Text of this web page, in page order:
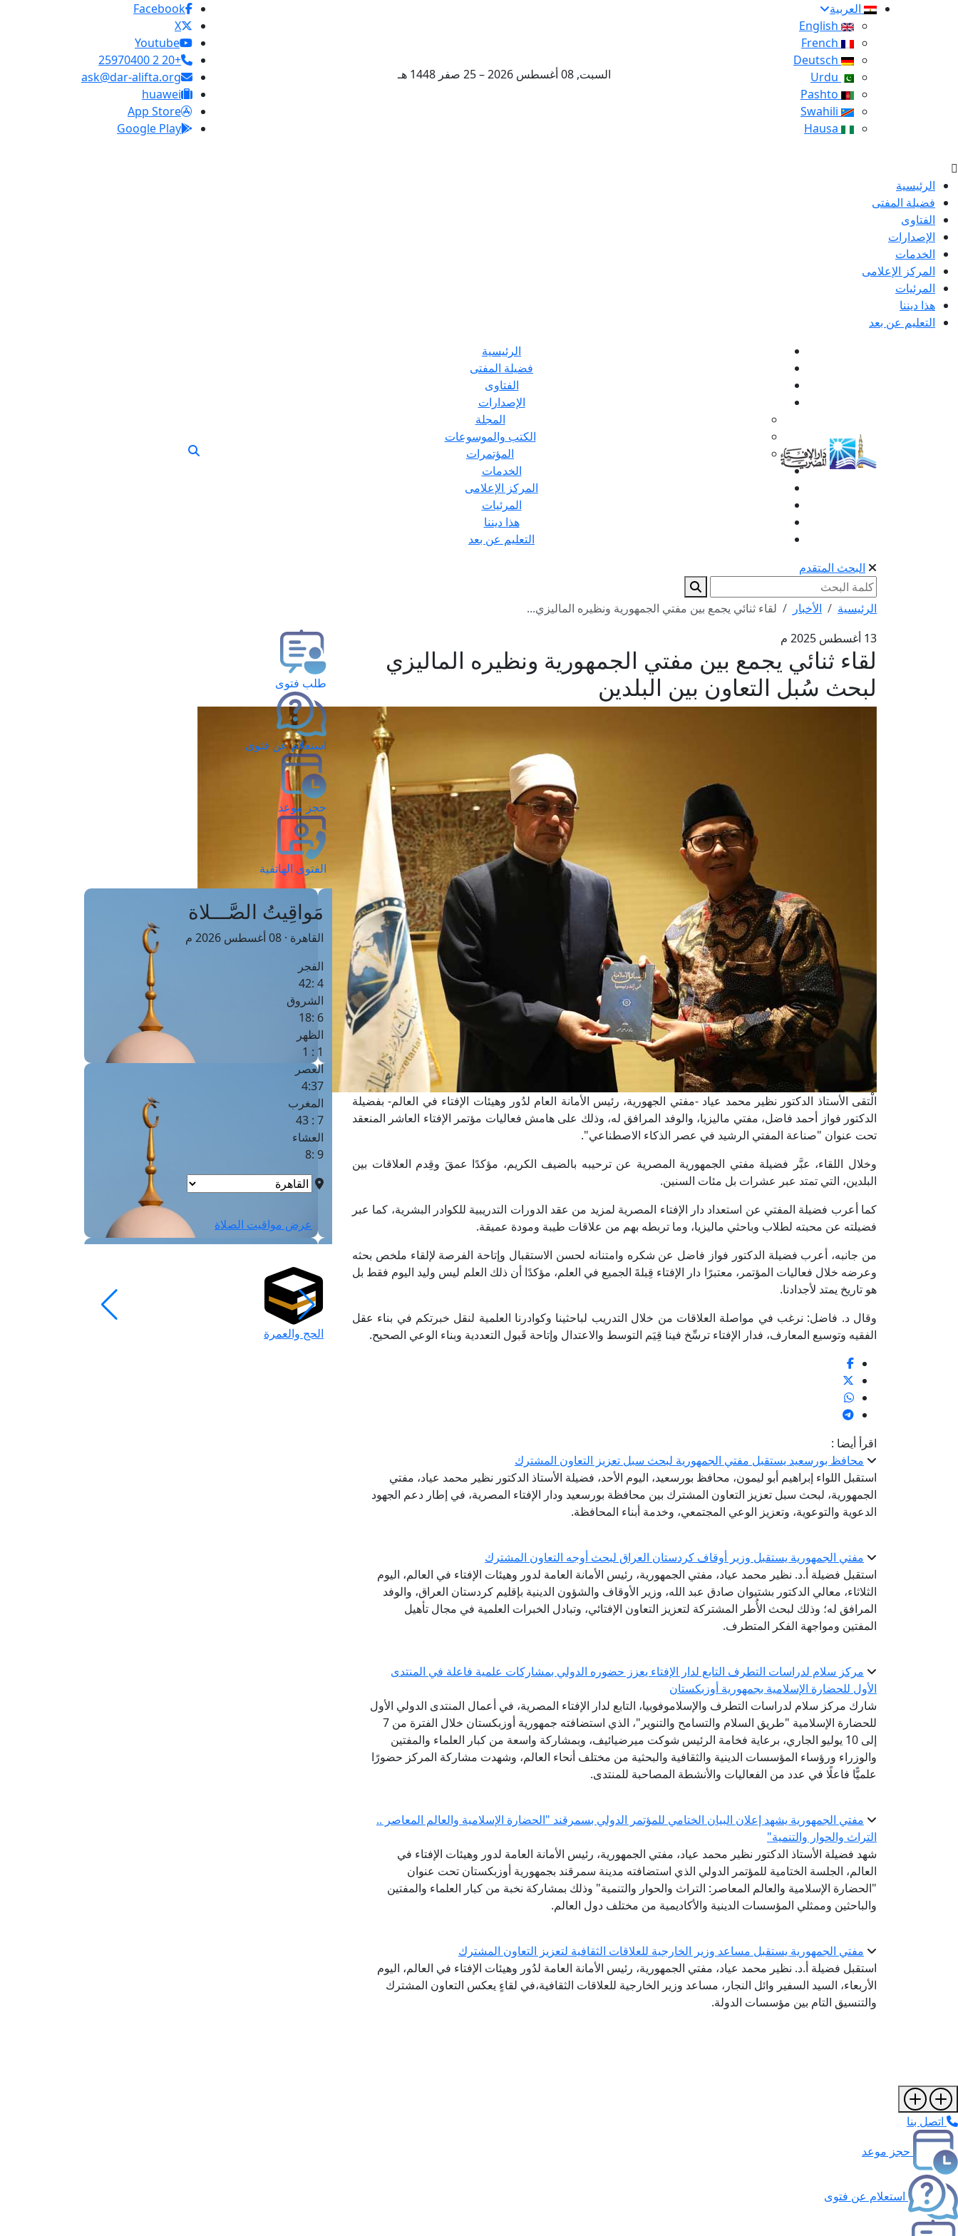
العربية
السبت, 08 أغسطس 2026 – 25 صفر 1448 هـ
Facebook
X
Youtube
+20 2 25970400
ask@dar-alifta.org
huawei
App Store
Google Play
الرئيسية
فضيلة المفتى
الفتاوى
الإصدارات
الخدمات
المركز الإعلامى
المرئيات
هذا ديننا
التعليم عن بعد
الرئيسية
فضيلة المفتى
الفتاوى
الإصدارات
المجلة
الكتب والموسوعات
المؤتمرات
الخدمات
المركز الإعلامى
المرئيات
هذا ديننا
التعليم عن بعد
البحث المتقدم
الرئيسية الأخبار
لقاء ثنائي يجمع بين مفتي الجمهورية ونظيره الماليزي...
13 أغسطس 2025 م
لقاء ثنائي يجمع بين مفتي الجمهورية ونظيره الماليزي
لبحث سُبل التعاون بين البلدين
الْتقى الأستاذ الدكتور نظير محمد عياد -مفتي الجهورية، رئيس الأمانة العام لدُور وهيئات الإفتاء في العالم- بفضيلة
الدكتور فواز أحمد فاضل، مفتي ماليزيا، والوفد المرافق له، وذلك على هامش فعاليات مؤتمر الإفتاء العاشر المنعقد
تحت عنوان "صناعة المفتي الرشيد في عصر الذكاء الاصطناعي".
وخلال اللقاء، عبَّر فضيلة مفتي الجمهورية المصرية عن ترحيبه بالضيف الكريم، مؤكدًا عمقَ وقِدم العلاقات بين
البلدين، التي تمتد عبر عشرات بل مئات السنين.
كما أعرب فضيلة المفتي عن استعداد دار الإفتاء المصرية لمزيد من عقد الدورات التدريبية للكوادر البشرية، كما عبر
فضيلته عن محبته لطلاب وباحثي ماليزيا، وما تربطه بهم من علاقات طيبة ومودة عميقة.
من جانبه، أعرب فضيلة الدكتور فواز فاضل عن شكره وامتنانه لحسن الاستقبال وإتاحة الفرصة لإلقاء ملخص بحثه
وعرضه خلال فعاليات المؤتمر، معتبرًا دار الإفتاء قِبلةَ الجميع في العلم، مؤكدًا أن ذلك العلم ليس وليد اليوم فقط بل
هو تاريخ يمتد لأجدادنا.
وقال د. فاضل: نرغب في مواصلة العلاقات من خلال التدريب لباحثينا وكوادرنا العلمية لنقل خبرتكم في بناء عقل
الفقيه وتوسيع المعارف، فدار الإفتاء ترسِّخ فينا قِيَم التوسط والاعتدال وإتاحة قَبول التعددية وبناء الوعي الصحيح.
اقرأ أيضا :
محافظ بورسعيد يستقبل مفتي الجمهورية لبحث سبل تعزيز التعاون المشترك
استقبل اللواء إبراهيم أبو ليمون، محافظ بورسعيد، اليوم الأحد، فضيلة الأستاذ الدكتور نظير محمد عياد، مفتي
الجمهورية، لبحث سبل تعزيز التعاون المشترك بين محافظة بورسعيد ودار الإفتاء المصرية، في إطار دعم الجهود
الدعوية والتوعوية، وتعزيز الوعي المجتمعي، وخدمة أبناء المحافظة.
مفتي الجمهورية يستقبل وزير أوقاف كردستان العراق لبحث أوجه التعاون المشترك
استقبل فضيلة أ.د. نظير محمد عياد، مفتي الجمهورية، رئيس الأمانة العامة لدور وهيئات الإفتاء في العالم، اليوم
الثلاثاء، معالي الدكتور بشتيوان صادق عبد الله، وزير الأوقاف والشؤون الدينية بإقليم كردستان العراق، والوفد
المرافق له؛ وذلك لبحث الأُطر المشتركة لتعزيز التعاون الإفتائي، وتبادل الخبرات العلمية في مجال تأهيل
المفتين ومواجهة الفكر المتطرف.
مركز سلام لدراسات التطرف التابع لدار الإفتاء يعزز حضوره الدولي بمشاركات علمية فاعلة في المنتدى
الأول للحضارة الإسلامية بجمهورية أوزبكستان
شارك مركز سلام لدراسات التطرف والإسلاموفوبيا، التابع لدار الإفتاء المصرية، في أعمال المنتدى الدولي الأول
للحضارة الإسلامية "طريق السلام والتسامح والتنوير"، الذي استضافته جمهورية أوزبكستان خلال الفترة من 7
إلى 10 يوليو الجاري، برعاية فخامة الرئيس شوكت ميرضيائيف، وبمشاركة واسعة من كبار العلماء والمفتين
والوزراء ورؤساء المؤسسات الدينية والثقافية والبحثية من مختلف أنحاء العالم، وشهدت مشاركة المركز حضورًا
علميًّا فاعلًا في عدد من الفعاليات والأنشطة المصاحبة للمنتدى.
مفتي الجمهورية يشهد إعلان البيان الختامي للمؤتمر الدولي بسمرقند "الحضارة الإسلامية والعالم المعاصر ..
التراث والحوار والتنمية"
شهد فضيلة الأستاذ الدكتور نظير محمد عياد، مفتي الجمهورية، رئيس الأمانة العامة لدور وهيئات الإفتاء في
العالم، الجلسة الختامية للمؤتمر الدولي الذي استضافته مدينة سمرقند بجمهورية أوزبكستان تحت عنوان
"الحضارة الإسلامية والعالم المعاصر: التراث والحوار والتنمية" وذلك بمشاركة نخبة من كبار العلماء والمفتين
والباحثين وممثلي المؤسسات الدينية والأكاديمية من مختلف دول العالم.
مفتي الجمهورية يستقبل مساعد وزير الخارجية للعلاقات الثقافية لتعزيز التعاون المشترك
استقبل فضيلة أ.د. نظير محمد عياد، مفتي الجمهورية، رئيس الأمانة العامة لدُور وهيئات الإفتاء في العالم، اليوم
الأربعاء، السيد السفير وائل النجار، مساعد وزير الخارجية للعلاقات الثقافية،في لقاءٍ يعكس التعاون المشترك
والتنسيق التام بين مؤسسات الدولة.
طلب فتوى
استعلام عن فتوى
حجز موعد
الفتوى الهاتفية
مَواقِيتُ الصَّـــلاة
القاهرة · 08 أغسطس 2026 م
الفجر
4 :42
الشروق
6 :18
الظهر
1 : 1
العصر
4:37
المغرب
7 : 43
العشاء
9 :8
عرض مواقيت الصلاة
الحج والعمرة
اتصل بنا
حجز موعد
استعلام عن فتوى